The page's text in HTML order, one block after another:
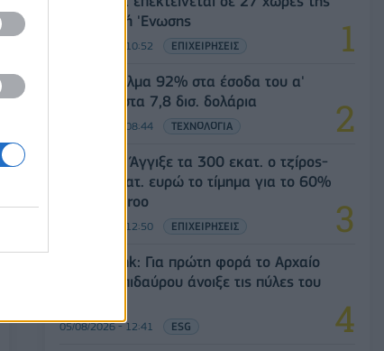
Ευρωπαϊκή 'Ενωσης
05/08/2026 - 10:52 ΕΠΙΧΕΙΡΗΣΕΙΣ
SpaceX: Άλμα 92% στα έσοδα του α'
τριμήνου στα 7,8 δισ. δολάρια
05/08/2026 - 08:44 ΤΕΧΝΟΛΟΓΙΑ
Evergood: Άγγιξε τα 300 εκατ. ο τζίρος-
Στα 10 εκατ. ευρώ το τίμημα για το 60%
του Jackaroo
05/08/2026 - 12:50 ΕΠΙΧΕΙΡΗΣΕΙΣ
Alpha Bank: Για πρώτη φορά το Αρχαίο
Θέατρο Επιδαύρου άνοιξε τις πύλες του
05/08/2026 - 12:41 ESG